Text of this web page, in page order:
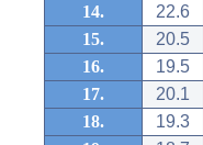
14.
22.6
15.
20.5
16.
19.5
17.
20.1
18.
19.3